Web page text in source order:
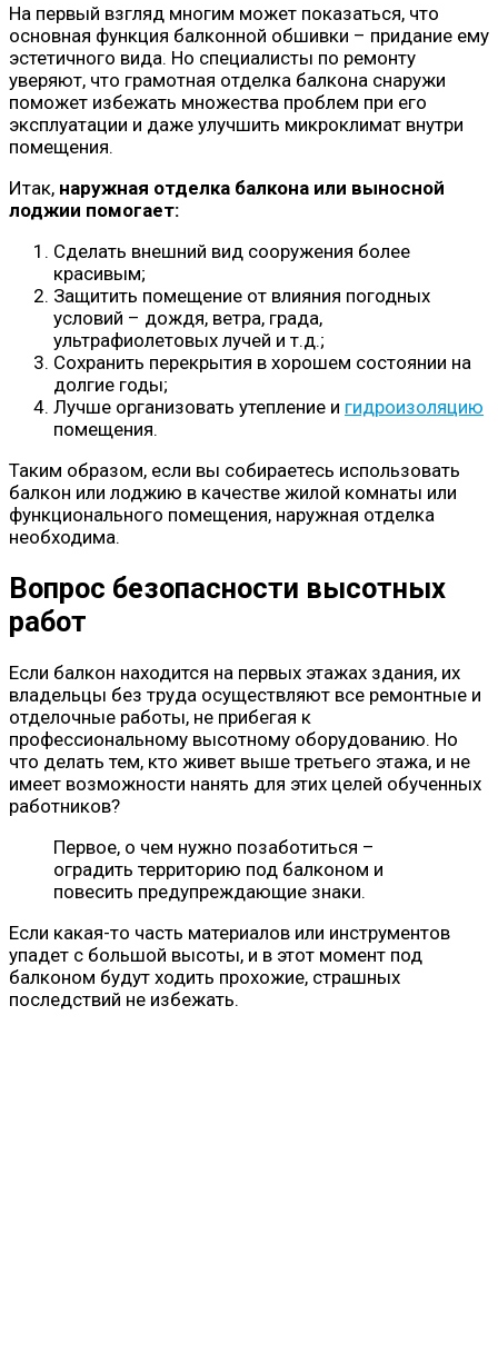
На первый взгляд многим может показаться, что
основная функция балконной обшивки – придание ему
эстетичного вида. Но специалисты по ремонту
уверяют, что грамотная отделка балкона снаружи
поможет избежать множества проблем при его
эксплуатации и даже улучшить микроклимат внутри
помещения.
Итак, наружная отделка балкона или выносной
лоджии помогает:
Сделать внешний вид сооружения более
красивым;
Защитить помещение от влияния погодных
условий – дождя, ветра, града,
ультрафиолетовых лучей и т.д.;
Сохранить перекрытия в хорошем состоянии на
долгие годы;
Лучше организовать утепление и гидроизоляцию
помещения.
Таким образом, если вы собираетесь использовать
балкон или лоджию в качестве жилой комнаты или
функционального помещения, наружная отделка
необходима.
Вопрос безопасности высотных
работ
Если балкон находится на первых этажах здания, их
владельцы без труда осуществляют все ремонтные и
отделочные работы, не прибегая к
профессиональному высотному оборудованию. Но
что делать тем, кто живет выше третьего этажа, и не
имеет возможности нанять для этих целей обученных
работников?
Первое, о чем нужно позаботиться –
оградить территорию под балконом и
повесить предупреждающие знаки.
Если какая-то часть материалов или инструментов
упадет с большой высоты, и в этот момент под
балконом будут ходить прохожие, страшных
последствий не избежать.